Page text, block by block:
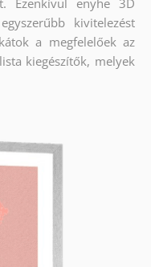
Ezenkívül enyhe 3D
kivitelezést
a megfelelőek az
kiegészítők, melyek